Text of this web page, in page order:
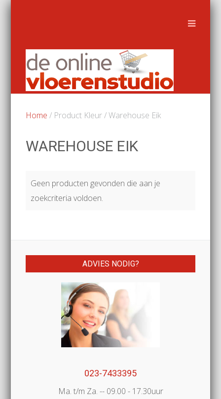
Home / Product Kleur / Warehouse Eik
WAREHOUSE EIK
Geen producten gevonden die aan je
zoekcriteria voldoen.
ADVIES NODIG?
023-7433395
Ma. t/m Za. -- 09.00 - 17.30uur